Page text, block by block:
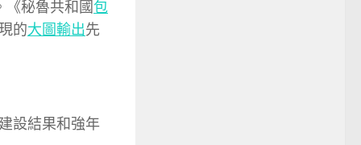
《秘魯共和國包
的大圖輸出先
設結果和強年